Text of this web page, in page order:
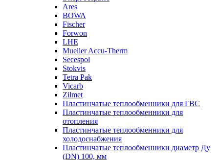
Ares
BOWA
Fischer
Forwon
LHE
Mueller Accu-Therm
Secespol
Stokvis
Tetra Pak
Vicarb
Zilmet
Пластинчатые теплообменники для ГВС
Пластинчатые теплообменники для
отопления
Пластинчатые теплообменники для
холодоснабжения
Пластинчатые теплообменники диаметр Ду
(DN) 100, мм